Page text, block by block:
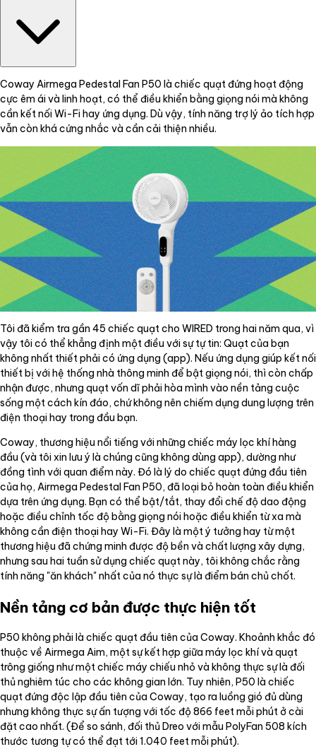
Coway Airmega Pedestal Fan P50 là chiếc quạt đứng hoạt động
cực êm ái và linh hoạt, có thể điều khiển bằng giọng nói mà không
cần kết nối Wi-Fi hay ứng dụng. Dù vậy, tính năng trợ lý ảo tích hợp
vẫn còn khá cứng nhắc và cần cải thiện nhiều.
Tôi đã kiểm tra gần 45 chiếc quạt cho WIRED trong hai năm qua, vì
vậy tôi có thể khẳng định một điều với sự tự tin: Quạt của bạn
không nhất thiết phải có ứng dụng (app). Nếu ứng dụng giúp kết nối
thiết bị với hệ thống nhà thông minh để bật giọng nói, thì còn chấp
nhận được, nhưng quạt vốn dĩ phải hòa mình vào nền tảng cuộc
sống một cách kín đáo, chứ không nên chiếm dụng dung lượng trên
điện thoại hay trong đầu bạn.
Coway, thương hiệu nổi tiếng với những chiếc máy lọc khí hàng
đầu (và tôi xin lưu ý là chúng cũng không dùng app), dường như
đồng tình với quan điểm này. Đó là lý do chiếc quạt đứng đầu tiên
của họ, Airmega Pedestal Fan P50, đã loại bỏ hoàn toàn điều khiển
dựa trên ứng dụng. Bạn có thể bật/tắt, thay đổi chế độ dao động
hoặc điều chỉnh tốc độ bằng giọng nói hoặc điều khiển từ xa mà
không cần điện thoại hay Wi-Fi. Đây là một ý tưởng hay từ một
thương hiệu đã chứng minh được độ bền và chất lượng xây dựng,
nhưng sau hai tuần sử dụng chiếc quạt này, tôi không chắc rằng
tính năng "ăn khách" nhất của nó thực sự là điểm bán chủ chốt.
Nền tảng cơ bản được thực hiện tốt
P50 không phải là chiếc quạt đầu tiên của Coway. Khoảnh khắc đó
thuộc về Airmega Aim, một sự kết hợp giữa máy lọc khí và quạt
trông giống như một chiếc máy chiếu nhỏ và không thực sự là đối
thủ nghiêm túc cho các không gian lớn. Tuy nhiên, P50 là chiếc
quạt đứng độc lập đầu tiên của Coway, tạo ra luồng gió đủ dùng
nhưng không thực sự ấn tượng với tốc độ 866 feet mỗi phút ở cài
đặt cao nhất. (Để so sánh, đối thủ Dreo với mẫu PolyFan 508 kích
thước tương tự có thể đạt tới 1.040 feet mỗi phút).